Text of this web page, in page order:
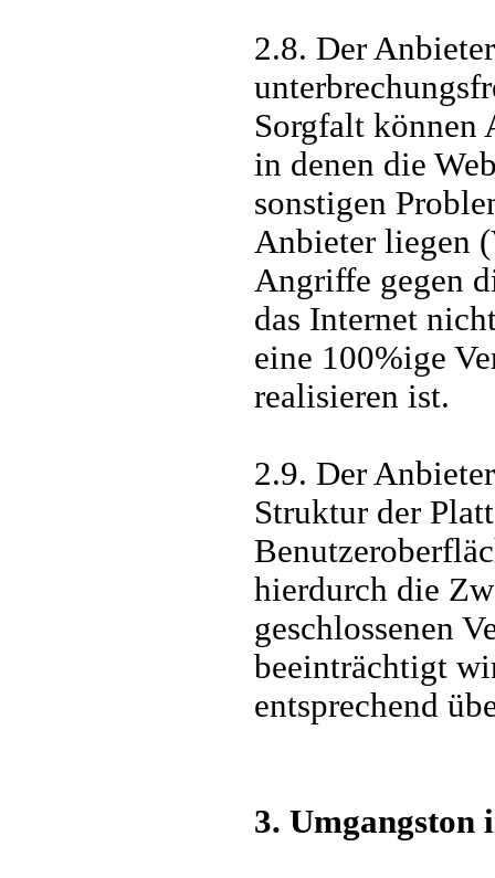
2.8. Der
Sorgfalt können
in denen die
sonstigen
Anbieter liegen
Angriffe gegen
das Internet
eine 100%ige
realisieren ist.
2.9. Der
Struktur der
hierdurch die
geschlossenen
beeinträchtigt
entsprechend
3. Umgangston